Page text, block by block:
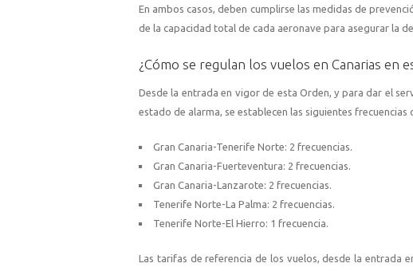
En ambos casos, deben cumplirse las medidas de
de la capacidad total de cada aeronave para asegurar la
¿Cómo se regulan los vuelos en Canarias en
Desde la entrada en vigor de esta Orden, y para dar el
estado de alarma, se establecen las siguientes frecuencias
Gran Canaria-Tenerife Norte: 2 frecuencias.
Gran Canaria-Fuerteventura: 2 frecuencias.
Gran Canaria-Lanzarote: 2 frecuencias.
Tenerife Norte-La Palma: 2 frecuencias.
Tenerife Norte-El Hierro: 1 frecuencia.
Las tarifas de referencia de los vuelos, desde la entrada